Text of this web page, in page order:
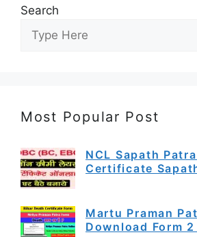
Search
Most Popular Post
NCL Sapath
Certificate
Martu Praman
Download Form 2